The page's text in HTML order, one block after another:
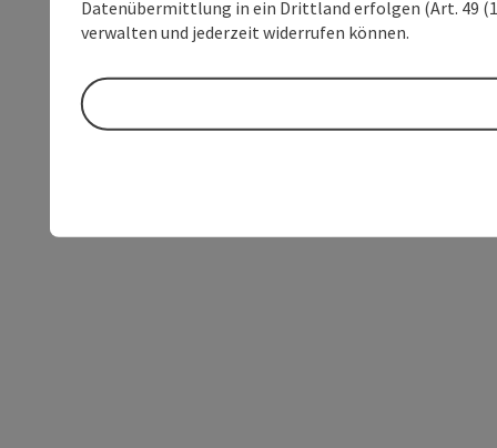
Datenübermittlung in ein Drittland erfolgen (Art. 49
verwalten und jederzeit widerrufen können.